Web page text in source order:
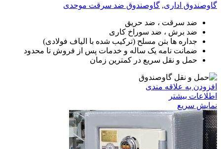
گاوصندوق اداری, گاوصندوق ضد سرقت موحدی
ضد سرقت ، ضد حریق
ضد برش ، ضد سوراخ کاری
جداره ها بتن مسلح (ترکیب شده با الیاف فولادی)
ضمانت نامه یک ساله و خدمات پس از فروش نا محدود
حمل و نقل سریع در کمترین زمان
افزودن به علاقه مندی
اطلاعات بیشتر
نمایش سریع